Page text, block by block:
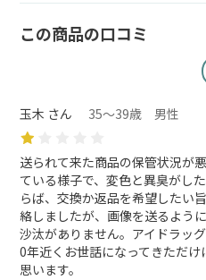
この商品の口コミ
玉木 さん 35～39歳 男性
送られて来た商品の保管状況が
ている様子で、変色と異臭がし
らば、交換か返品を希望したい
絡しましたが、画像を送るよう
沙汰がありません。アイドラッ
0年近くお世話になってきただ
思います。